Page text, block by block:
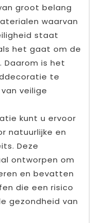
groot belang
waarvan
staat
het gaat om de
Daarom is het
te
veilige
kunt u ervoor
natuurlijke en
Deze
ontworpen om
en bevatten
die een risico
gezondheid van